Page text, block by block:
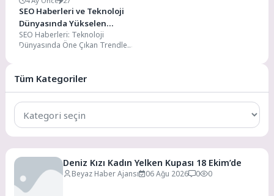
SEO Haberleri ve Teknoloji
Dünyasında Yükselen
Trendler
SEO Haberleri: Teknoloji
Dünyasında Öne Çıkan Trendler
Tüm Kategoriler
Tüm
Kategoriler
Deniz Kızı Kadın Yelken Kupası 18 Ekim’de
Beyaz Haber Ajansı 06 Ağu 2026 0 0